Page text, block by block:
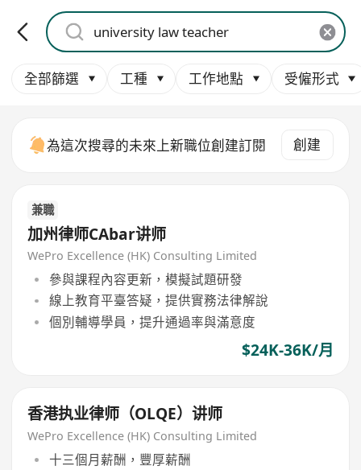
全部篩選 工種 工作地點 受僱形式
為這次搜尋的未來上新職位創建訂閱 創建
兼職
加州律师CAbar讲师
WePro Excellence (HK) Consulting Limited
參與課程內容更新，模擬試題研發
線上教育平臺答疑，提供實務法律解說
個別輔導學員，提升通過率與滿意度
$24K-36K/月
香港执业律师（OLQE）讲师
WePro Excellence (HK) Consulting Limited
十三個月薪酬，豐厚薪酬